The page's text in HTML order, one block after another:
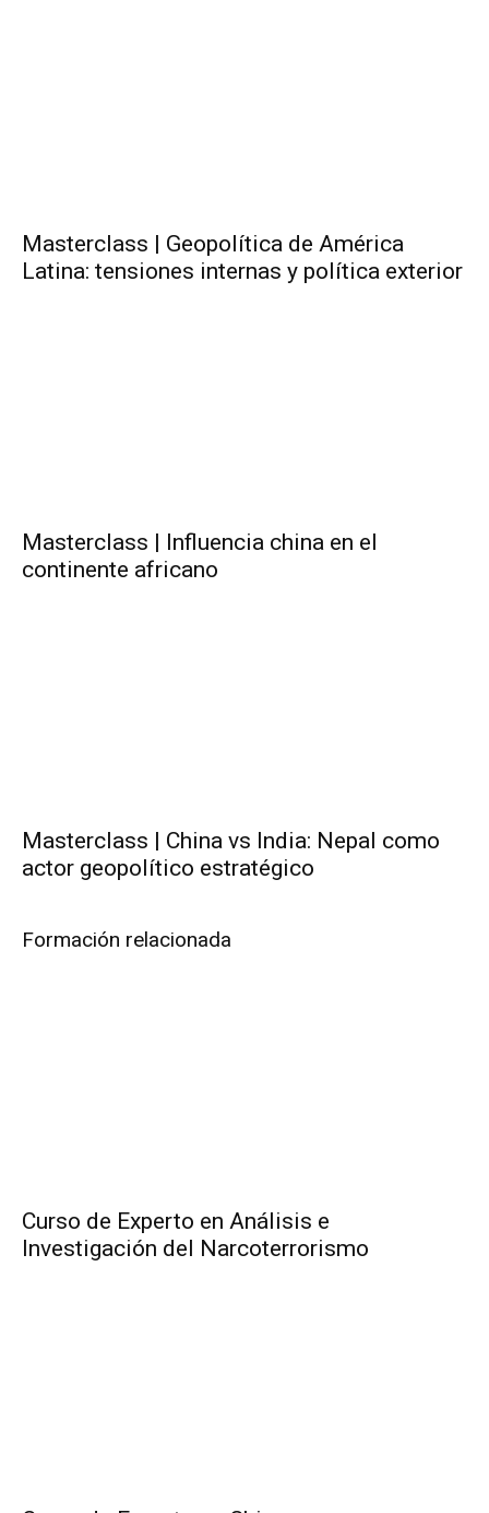
Masterclass | Geopolítica de América
Latina: tensiones internas y política exterior
Masterclass | Influencia china en el
continente africano
Masterclass | China vs India: Nepal como
actor geopolítico estratégico
Formación relacionada
Curso de Experto en Análisis e
Investigación del Narcoterrorismo